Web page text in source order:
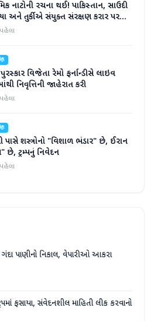
નાટોની રચના થઈ! પાકિસ્તાન, સાઉદી
અને તુર્કીએ સંયુક્ત સંરક્ષણ કરાર પર
પુરસ્કાર વિજેતા રેમો ફર્નાન્ડીસે લાઇવ
નિવૃત્તિની જાહેરાત કરી
શસ્ત્રોનો "વિશાળ ભંડાર" છે, ઈરાન
છે, ટ્રમ્પનું નિવેદન
ગંદા પાણીનો નિકાલ, વેપારીઓ આકરા
ફસાયા, સંવેદનશીલ માહિતી લીક કરવાનો